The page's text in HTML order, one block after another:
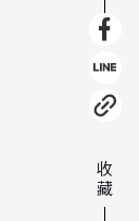
收
藏